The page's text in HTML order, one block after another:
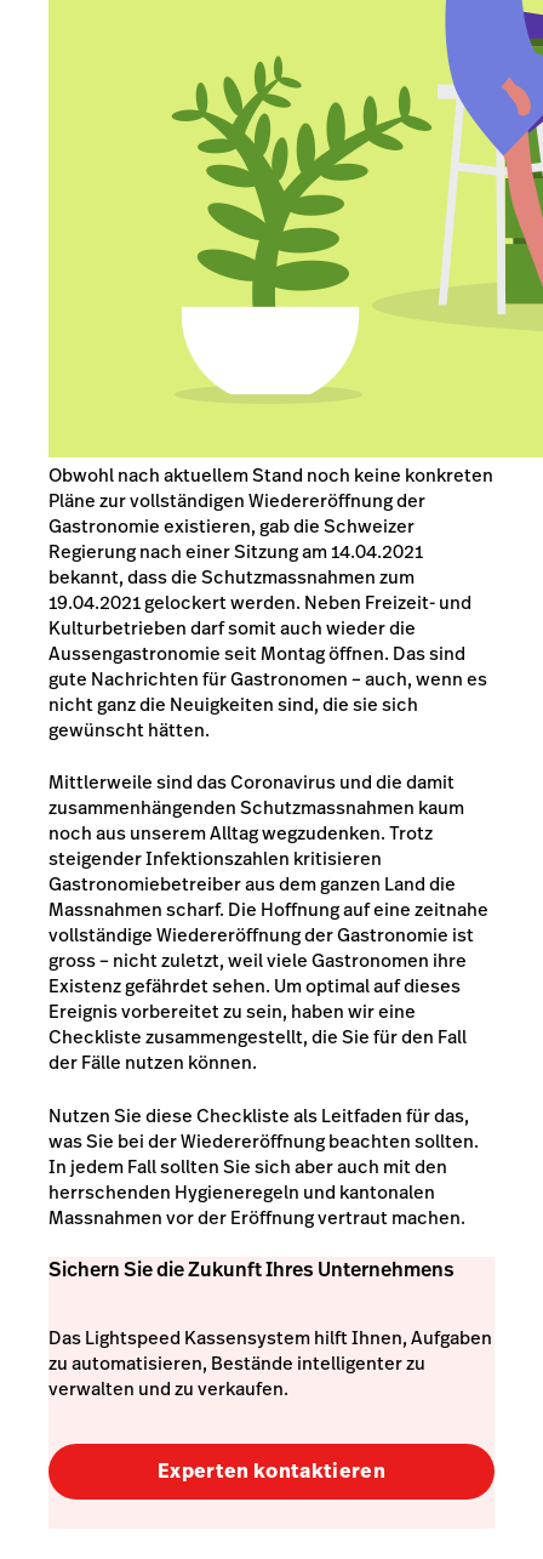
Obwohl nach aktuellem Stand noch keine konkreten
Pläne zur vollständigen Wiedereröffnung der
Gastronomie existieren, gab die Schweizer
Regierung nach einer Sitzung am 14.04.2021
bekannt, dass die Schutzmassnahmen zum
19.04.2021 gelockert werden. Neben Freizeit- und
Kulturbetrieben darf somit auch wieder die
Aussengastronomie seit Montag öffnen. Das sind
gute Nachrichten für Gastronomen – auch, wenn es
nicht ganz die Neuigkeiten sind, die sie sich
gewünscht hätten.
Mittlerweile sind das Coronavirus und die damit
zusammenhängenden Schutzmassnahmen kaum
noch aus unserem Alltag wegzudenken. Trotz
steigender Infektionszahlen kritisieren
Gastronomiebetreiber aus dem ganzen Land die
Massnahmen scharf. Die Hoffnung auf eine zeitnahe
vollständige Wiedereröffnung der Gastronomie ist
gross – nicht zuletzt, weil viele Gastronomen ihre
Existenz gefährdet sehen. Um optimal auf dieses
Ereignis vorbereitet zu sein, haben wir eine
Checkliste zusammengestellt, die Sie für den Fall
der Fälle nutzen können.
Nutzen Sie diese Checkliste als Leitfaden für das,
was Sie bei der Wiedereröffnung beachten sollten.
In jedem Fall sollten Sie sich aber auch mit den
herrschenden Hygieneregeln und kantonalen
Massnahmen vor der Eröffnung vertraut machen.
Sichern Sie die Zukunft Ihres Unternehmens
Das Lightspeed Kassensystem hilft Ihnen, Aufgaben
zu automatisieren, Bestände intelligenter zu
verwalten und zu verkaufen.
Experten kontaktieren